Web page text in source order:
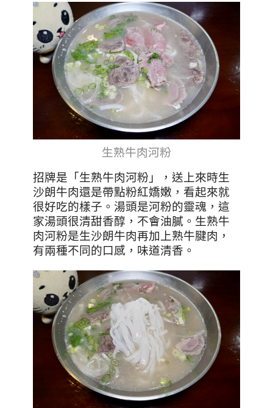
生熟牛肉河粉
招牌是「生熟牛肉河粉」，送上來時生
沙朗牛肉還是帶點粉紅嬌嫩，看起來就
很好吃的樣子。湯頭是河粉的靈魂，這
家湯頭很清甜香醇，不會油膩。 生熟牛
肉河粉是生沙朗牛肉再加上熟牛腱肉，
有兩種不同的口感，味道清香。